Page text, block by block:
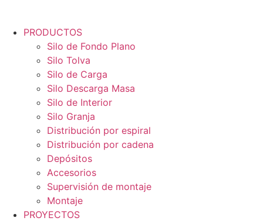
PRODUCTOS
Silo de Fondo Plano
Silo Tolva
Silo de Carga
Silo Descarga Masa
Silo de Interior
Silo Granja
Distribución por espiral
Distribución por cadena
Depósitos
Accesorios
Supervisión de montaje
Montaje
PROYECTOS